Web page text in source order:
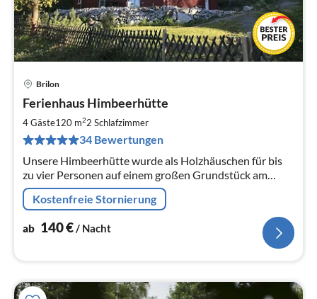
Brilon
Ferienhaus Himbeerhütte
4 Gäste120 m22 Schlafzimmer
34 Bewertungen
Unsere Himbeerhütte wurde als Holzhäuschen für bis
zu vier Personen auf einem großen Grundstück am
Wald neu errichtet und gemütlich und komfortabel
eingerichtet.
Kostenfreie Stornierung
ab 140€/ Nacht